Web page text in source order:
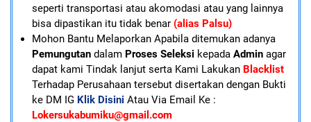
seperti transportasi atau akomodasi atau yang lainnya
bisa dipastikan itu tidak benar (alias Palsu)
Mohon Bantu Melaporkan Apabila ditemukan adanya
Pemungutandalam Proses Seleksi kepada Adminagar
dapat kami Tindak lanjut serta Kami LakukanBlacklist
Terhadap Perusahaan tersebut disertakan dengan Bukti
ke DM IG Klik Disini Atau Via Email Ke :
Lokersukabumiku@gmail.com